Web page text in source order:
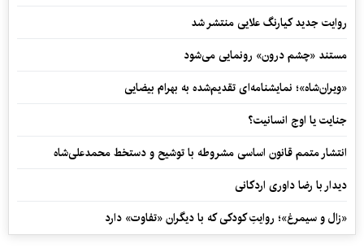
روایت جدید کیارنگ علایی منتشر شد
مستند «چشم درون» رونمایی می‌شود
«ویران‌شاه»؛ نمایشنامه‌ای تقدیم‌شده به بهرام بیضایی
جنایت یا اوج انسانیت؟
انتشار متمم قانون اساسی مشروطه با توشیح و دستخط محمدعلی‌شاه
دیدار با رضا داوری اردکانی
«زال و سیمرغ»؛ روایتِ کودکی که با دیگران «تفاوت» دارد